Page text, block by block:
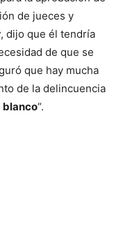
de jueces y
, dijo que él tendría
de que se
que hay mucha
de la delincuencia
blanco“.